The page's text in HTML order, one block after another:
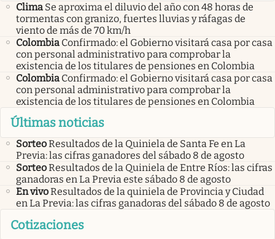
Clima Se aproxima el diluvio del año con 48 horas de
tormentas con granizo, fuertes lluvias y ráfagas de
viento de más de 70 km/h
Colombia Confirmado: el Gobierno visitará casa por casa
con personal administrativo para comprobar la
existencia de los titulares de pensiones en Colombia
Colombia Confirmado: el Gobierno visitará casa por casa
con personal administrativo para comprobar la
existencia de los titulares de pensiones en Colombia
Últimas noticias
SorteoResultados de la Quiniela de Santa Fe en La
Previa: las cifras ganadores del sábado 8 de agosto
SorteoResultados de la Quiniela de Entre Ríos: las cifras
ganadoras en La Previa este sábado 8 de agosto
En vivoResultados de la quiniela de Provincia y Ciudad
en La Previa: las cifras ganadoras del sábado 8 de agosto
Cotizaciones